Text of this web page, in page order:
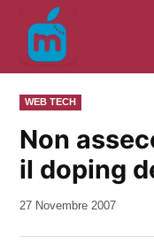
contenuto
PUBBLICATO
IN
WEB TECH
Non
il doping
da
27 Novembre 2007